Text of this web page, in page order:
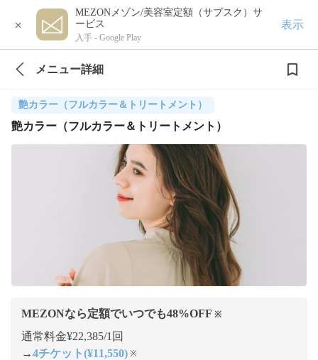
×
MEZONメゾン/美容室定額（サブスク）サ
ービス
入手 - Google Play
表示
メニュー詳細
艶カラー（フルカラー＆トリートメント）
艶カラー（フルカラー＆トリートメント）
MEZONなら定額でいつでも48%OFF ※
通常料金¥22,385/1回
→4チケット(¥11,550) ※